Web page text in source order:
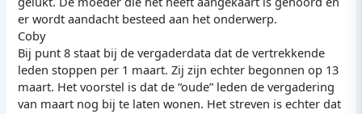
er wordt aandacht besteed aan het onderwerp.
Coby
Bij punt 8 staat bij de vergaderdata dat de vertrekkende
leden stoppen per 1 maart. Zij zijn echter begonnen op 13
maart. Het voorstel is dat de “oude” leden de vergadering
van maart nog bij te laten wonen. Het streven is echter dat